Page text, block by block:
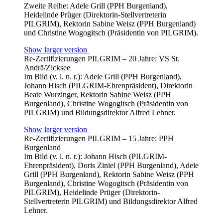
Zweite Reihe: Adele Grill (PPH Burgenland),
Heidelinde Prüger (Direktorin-Stellvertreterin
PILGRIM), Rektorin Sabine Weisz (PPH Burgenland)
und Christine Wogogitsch (Präsidentin von PILGRIM).
Show larger version
Re-Zertifizierungen PILGRIM – 20 Jahre: VS St.
Andrä/Zicksee
Im Bild (v. l. n. r.): Adele Grill (PPH Burgenland),
Johann Hisch (PILGRIM-Ehrenpräsident), Direktorin
Beate Wurzinger, Rektorin Sabine Weisz (PPH
Burgenland), Christine Wogogitsch (Präsidentin von
PILGRIM) und Bildungsdirektor Alfred Lehner.
Show larger version
Re-Zertifizierungen PILGRIM – 15 Jahre: PPH
Burgenland
Im Bild (v. l. n. r.): Johann Hisch (PILGRIM-
Ehrenpräsident), Doris Ziniel (PPH Burgenland), Adele
Grill (PPH Burgenland), Rektorin Sabine Weisz (PPH
Burgenland), Christine Wogogitsch (Präsidentin von
PILGRIM), Heidelinde Prüger (Direktorin-
Stellvertreterin PILGRIM) und Bildungsdirektor Alfred
Lehner.